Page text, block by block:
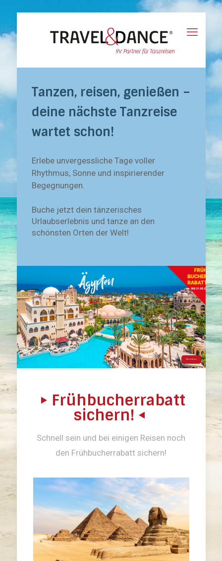
Tanzen, reisen, genießen –
deine nächste Tanzreise
wartet schon!
Erlebe unvergessliche Tage voller
Rhythmus, Sonne und inspirierender
Begegnungen.
Buche jetzt dein tänzerisches
Urlaubserlebnis und tanze an den
schönsten Orten der Welt!
Mehr erfahren
Frühbucherrabatt
sichern!
Schnell sein und bei einigen Reisen noch
den Frühbucherrabatt sichern!